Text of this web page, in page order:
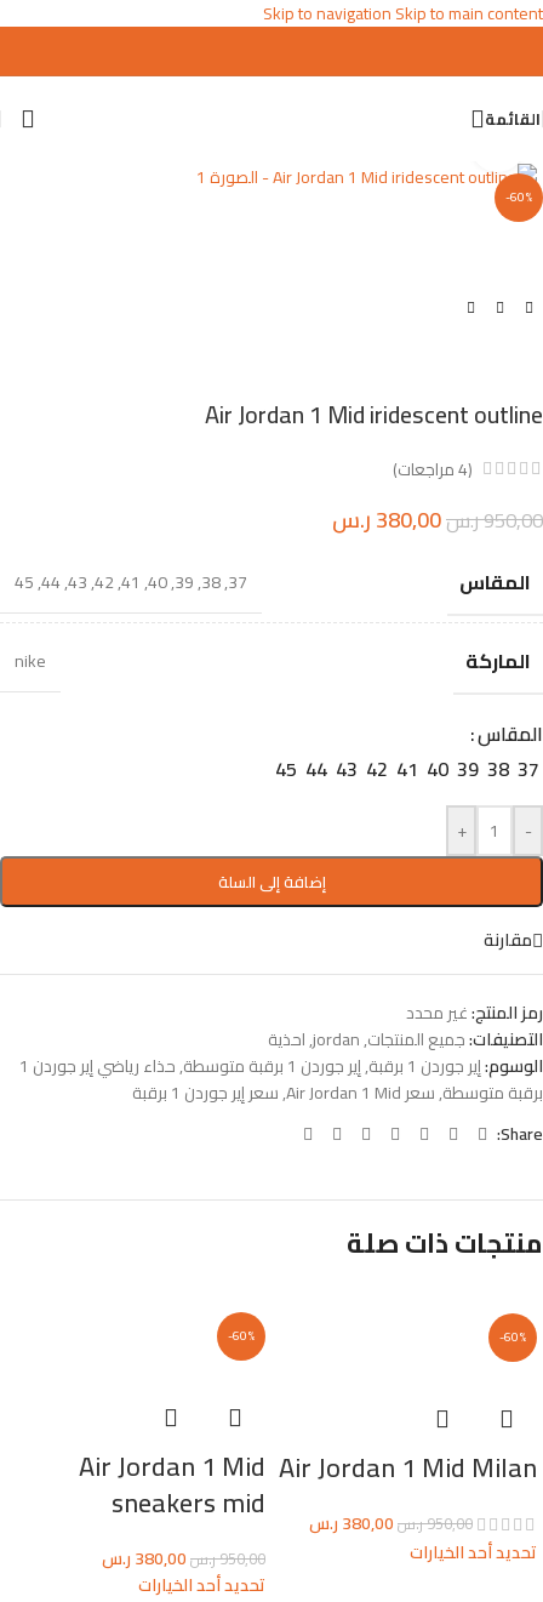
Skip to navigationSkip to main content
القائمة
-60%
Air Jordan 1 Mid iridescent outline
(
4مراجعات)
950,00ر.س380,00ر.س
المقاس 37
,
38
,
39
,
40
,
41
,
42
,
43
,
44
,
45
الماركة nike
المقاس
37
38
39
40
41
42
43
44
45
-
+
إضافة إلى السلة
مقارنة
رمز المنتج:غير محدد
التصنيفات:جميع المنتجات,
jordan
,احذية
الوسوم:إير جوردن 1 برقبة ,إير جوردن 1 برقبة متوسطة ,
حذاء رياضي إير جوردن 1
برقبة متوسطة,سعر Air Jordan 1 Mid ,سعر إير جوردن 1 برقبة
Share:
منتجات ذات صلة
-60%
Air Jordan 1 Mid Milan
950,00ر.س380,00ر.س
تحديد أحد الخيارات
-60%
Air Jordan 1 Mid
sneakers mid
950,00ر.س380,00ر.س
تحديد أحد الخيارات